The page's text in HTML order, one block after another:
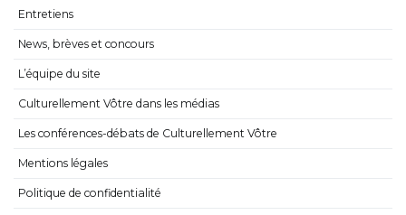
Entretiens
News, brèves et concours
L’équipe du site
Culturellement Vôtre dans les médias
Les conférences-débats de Culturellement Vôtre
Mentions légales
Politique de confidentialité